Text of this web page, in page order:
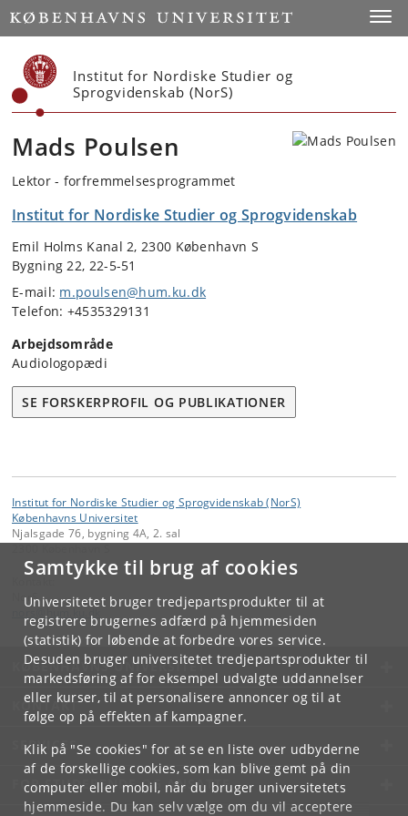
Samtykke til brug af cookies
Universitetet bruger tredjepartsprodukter til at
registrere brugernes adfærd på hjemmesiden
(statistik) for løbende at forbedre vores service.
Desuden bruger universitetet tredjepartsprodukter til
markedsføring af for eksempel udvalgte uddannelser
eller kurser, til at personalisere annoncer og til at
følge op på effekten af kampagner.
Klik på "Se cookies" for at se en liste over udbyderne
af de forskellige cookies, som kan blive gemt på din
computer eller mobil, når du bruger universitetets
hjemmeside. Du kan selv vælge om du vil acceptere
Start
Institut for Nordiske Studier og
Sprogvidenskab (NorS)
Mads Poulsen
Lektor - forfremmelsesprogrammet
Institut for Nordiske Studier og Sprogvidenskab
Emil Holms Kanal 2, 2300 København S
Bygning 22, 22-5-51
E-mail: m.poulsen@hum.ku.dk
Telefon: +4535329131
Arbejdsområde
Audiologopædi
SE FORSKERPROFIL OG PUBLIKATIONER
Institut for Nordiske Studier og Sprogvidenskab (NorS)
Københavns Universitet
Njalsgade 76, bygning 4A, 2. sal
NorS
KØBENHAVNS UNIVERSITET
KONTAKT
SERVICES
FOR STUDERENDE OG ANSATTE